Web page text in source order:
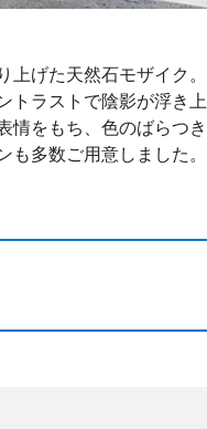
上げた天然石モザイク。
トラストで陰影が浮き
情をもち、色のばらつ
も多数ご用意しました。